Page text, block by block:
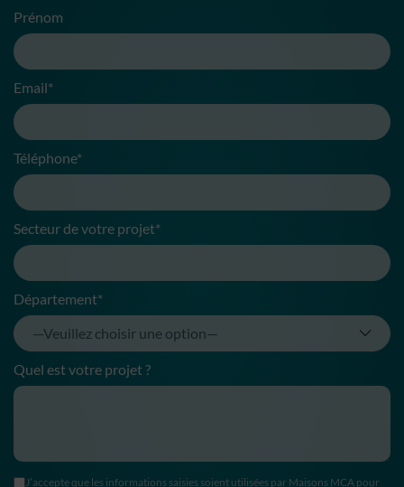
Prénom
Email*
Téléphone*
Secteur de votre projet*
Département*
Quel est votre projet ?
J’accepte que les informations saisies soient utilisées par Maisons MCA pour